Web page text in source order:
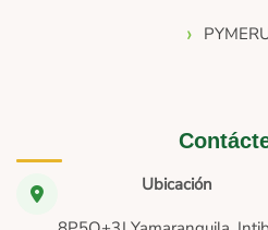
Ubicación